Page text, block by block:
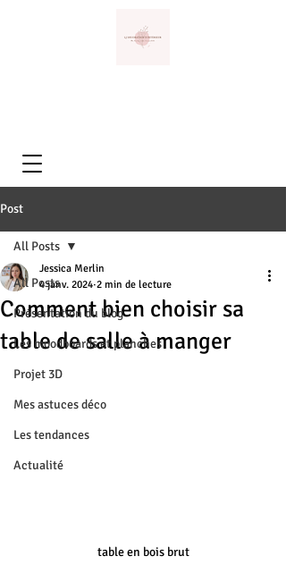
Post
All Posts
Présentation du blog
Les moodboards et planches
Projet 3D
Mes astuces déco
Les tendances
Actualité
All Posts
Comment bien choisir sa
table de salle à manger
Jessica Merlin
4 janv. 2024 2 min de lecture
table en bois brut